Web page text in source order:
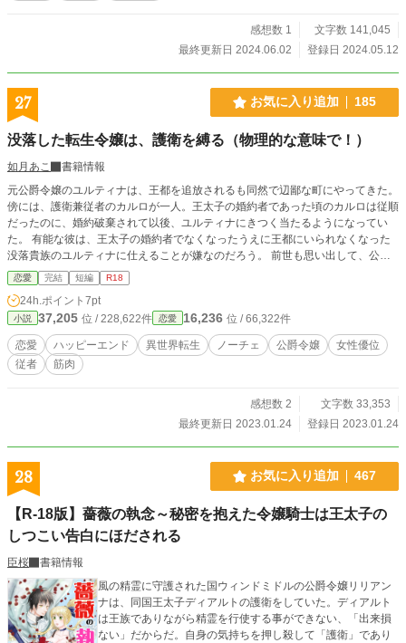
感想数 1
文字数 141,045
最終更新日 2024.06.02
登録日 2024.05.12
27 お気に入り追加 185
没落した転生令嬢は、護衛を縛る（物理的な意味で！）
如月あこ
書籍情報
元公爵令嬢のユルティナは、王都を追放されるも同然で辺鄙な町にやってきた。
傍には、護衛兼従者のカルロが一人。王太子の婚約者であった頃のカルロは従順
だったのに、婚約破棄されて以後、ユルティナにきつく当たるようになってい
た。 有能な彼は、王太子の婚約者でなくなったうえに王都にいられなくなった
没落貴族のユルティナに仕えることが嫌なのだろう。 前世も思い出して、公爵
令嬢にしては上手く生きれるようになり、ユルティナはカルロを解放することに
するがーー。 筋骨隆々護衛兼従者 × 前世を思い出した元公爵令嬢 ※女性優位で
す、注意 ※ヒーローが変態っぽい
恋愛 完結 短編 R18
24h.ポイント 7pt
小説 37,205 位 / 228,622件 恋愛 16,236 位 / 66,322件
恋愛 ハッピーエンド 異世界転生 ノーチェ 公爵令嬢
女性優位
従者
筋肉
感想数 2
文字数 33,353
最終更新日 2023.01.24
登録日 2023.01.24
28 お気に入り追加 467
【R-18版】薔薇の執念～秘密を抱えた令嬢騎士は王太子の
しつこい告白にほだされる
臣桜
書籍情報
風の精霊に守護された国ウィンドミドルの公爵令嬢リリアン
ナは、同国王太子ディアルトの護衛をしていた。ディアルト
は王族でありながら精霊を行使する事ができない、「出来損
ない」だからだ。自身の気持ちを押し殺して「護衛」であり